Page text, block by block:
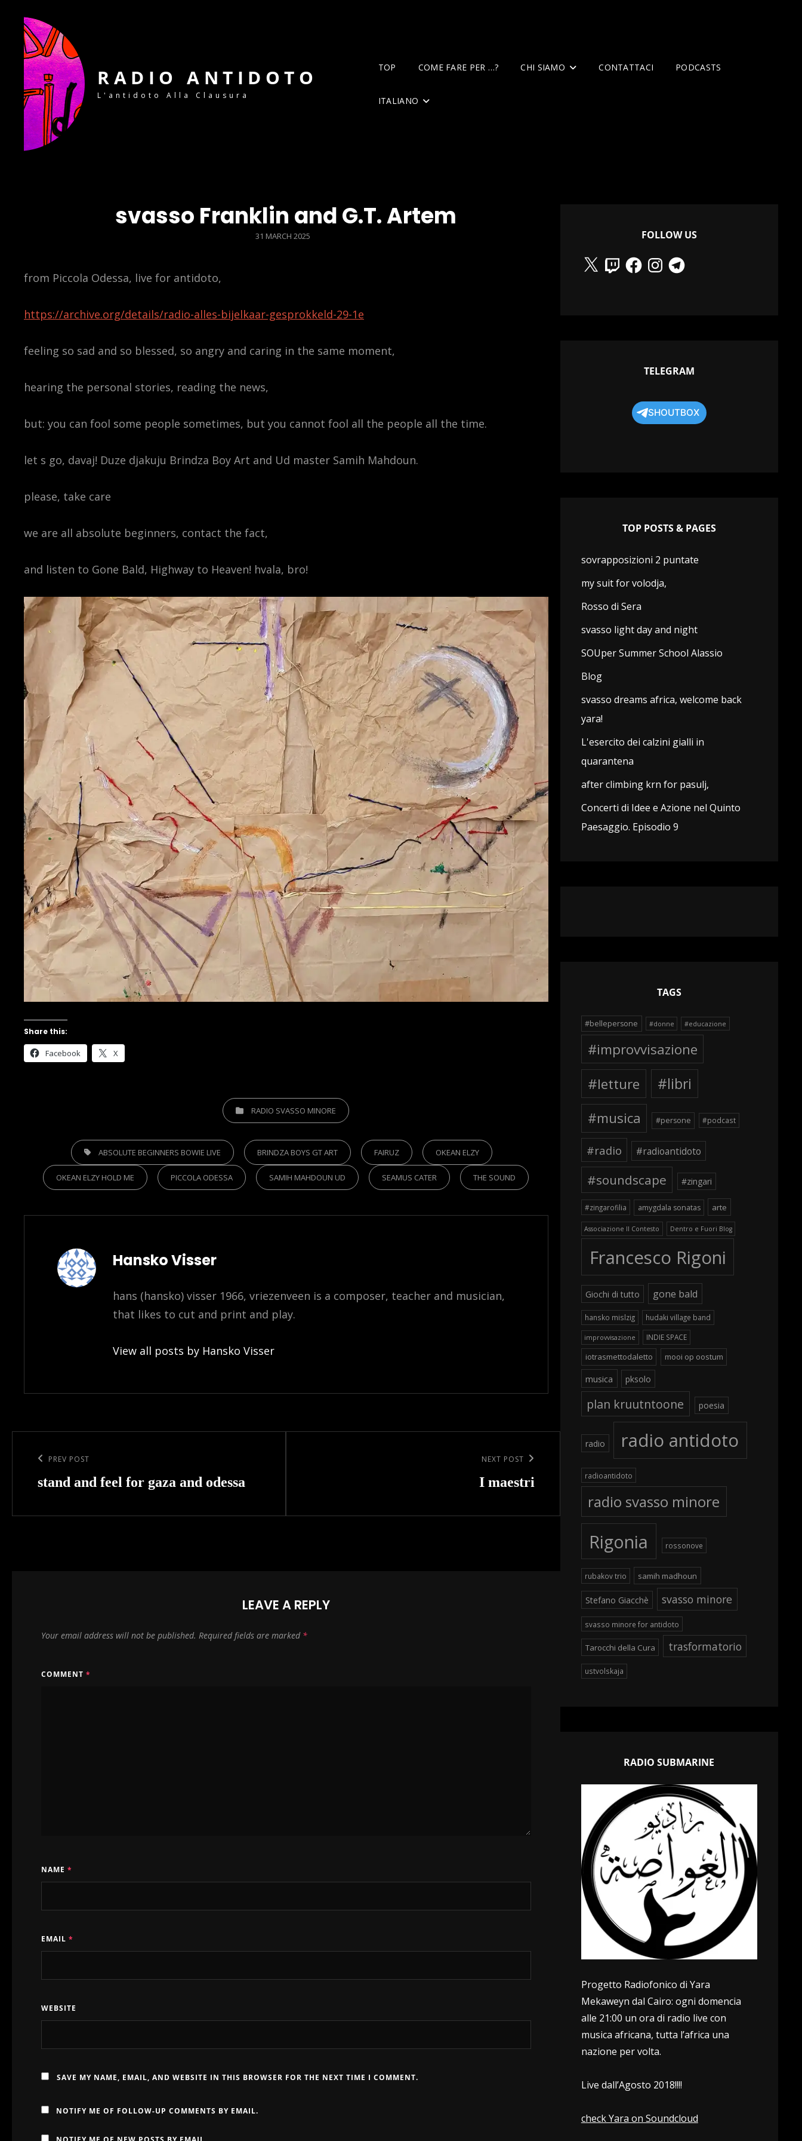
RADIO ANTIDOTO
L'antidoto Alla Clausura
TOP COME FARE PER …? CHI SIAMO CONTATTACI PODCASTS
ITALIANO
svasso Franklin and G.T. Artem
POSTED
31 MARCH 2025
from Piccola Odessa, live for antidoto,
https://archive.org/details/radio-alles-bijelkaar-gesprokkeld-29-1e
feeling so sad and so blessed, so angry and caring in the same moment,
hearing the personal stories, reading the news,
but: you can fool some people sometimes, but you cannot fool all the people all the time.
let s go, davaj! Duze djakuju Brindza Boy Art and Ud master Samih Mahdoun.
please, take care
we are all absolute beginners, contact the fact,
and listen to Gone Bald, Highway to Heaven! hvala, bro!
Share this:
Facebook X
CATEGORIESRADIO SVASSO MINORE
TAGS, ABSOLUTE BEGINNERS BOWIE LIVE BRINDZA BOYS GT ART FAIRUZ OKEAN ELZY
OKEAN ELZY HOLD ME PICCOLA ODESSA SAMIH MAHDOUN UD SEAMUS CATER THE SOUND
Author:
Hansko Visser
hans (hansko) visser 1966, vriezenveen is a composer, teacher and musician,
that likes to cut and print and play.
View all posts by Hansko Visser
navigation
Previous
Post
PREV POST
stand and feel for gaza and odessa
NEXT POST
I maestri
LEAVE A REPLY
Your email address will not be published. Required fields are marked *
COMMENT *
NAME *
EMAIL *
WEBSITE
SAVE MY NAME, EMAIL, AND WEBSITE IN THIS BROWSER FOR THE NEXT TIME I COMMENT.
NOTIFY ME OF FOLLOW-UP COMMENTS BY EMAIL.
FOLLOW US
X
TwitchFacebookInstagramTelegram
TELEGRAM
SHOUTBOX
TOP POSTS & PAGES
sovrapposizioni 2 puntate
my suit for volodja,
Rosso di Sera
svasso light day and night
SOUper Summer School Alassio
Blog
svasso dreams africa, welcome back
yara!
L'esercito dei calzini gialli in
quarantena
after climbing krn for pasulj,
Concerti di Idee e Azione nel Quinto
Paesaggio. Episodio 9
TAGS
#bellepersone #donne #educazione
#improvvisazione
#letture
#libri
#musica
#persone #podcast
#radio #radioantidoto
#soundscape #zingari
#zingarofilia amygdala sonatas arte
Associazione Il Contesto Dentro e Fuori Blog
Francesco Rigoni
Giochi di tutto gone bald
hansko mislzig hudaki village band
improvvisazione INDIE SPACE
iotrasmettodaletto mooi op oostum
musica pksolo
plan kruutntoone poesia
radio radio antidoto
radioantidoto
radio svasso minore
Rigonia rossonove
rubakov trio samih madhoun
Stefano Giacchè svasso minore
svasso minore for antidoto
Tarocchi della Cura trasformatorio
ustvolskaja
RADIO SUBMARINE
Progetto Radiofonico di Yara
Mekaweyn dal Cairo: ogni domencia
alle 21:00 un ora di radio live con
musica africana, tutta l’africa una
nazione per volta.
Live dall’Agosto 2018!!!!
check Yara on Soundcloud